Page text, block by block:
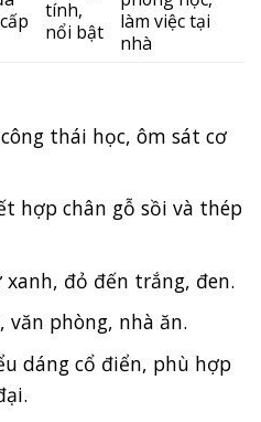
tính,
nổi bật
làm việc tại
nhà
thái học, ôm sát cơ
hợp chân gỗ sồi và thép
đỏ đến trắng, đen.
văn phòng, nhà ăn.
dáng cổ điển, phù hợp